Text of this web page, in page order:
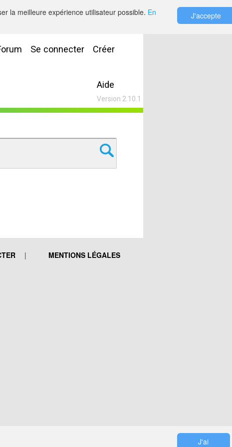
Se connecter Créer
Aide
Version 2.10.1
MENTIONS LÉGALES
la meilleure expérience utilisateur possible. En
J'accepte
J'ai